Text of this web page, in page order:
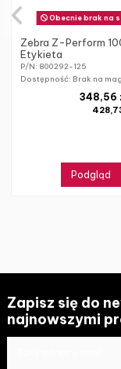
Obecnie brak na
Zebra Z-Perform
Etykieta
P/N: 800292-125
Dostępność: Brak na
348,56
Podgląd
Zapisz się do
najnowszymi